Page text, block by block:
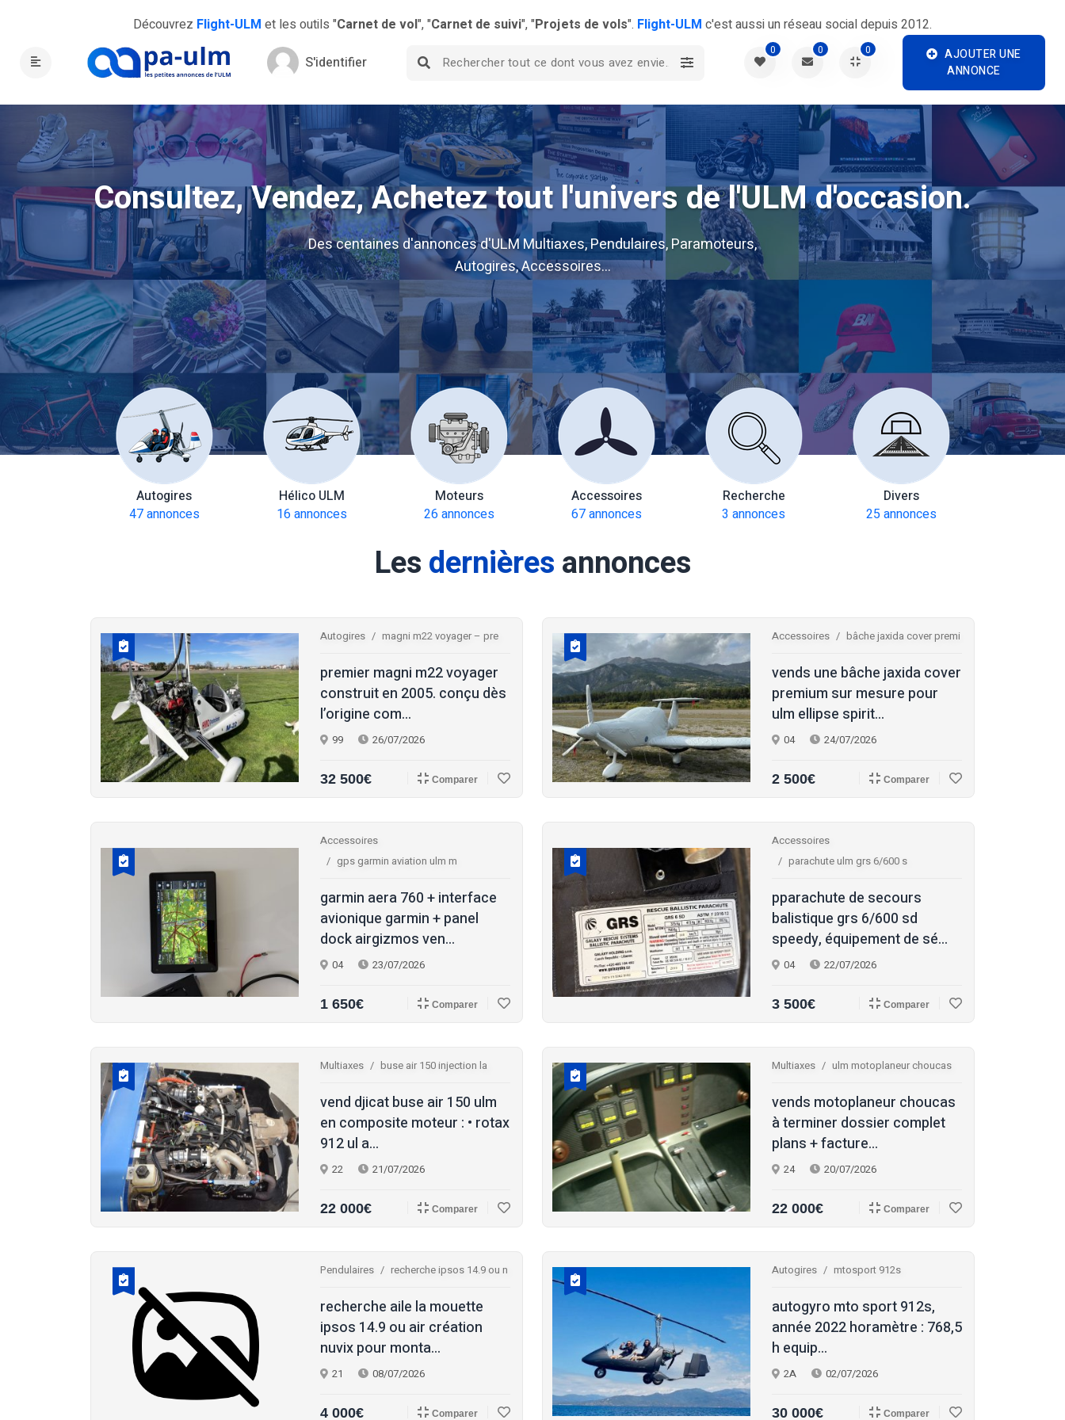
Découvrez Flight-ULM et les outils "Carnet de vol", "Carnet de suivi", "Projets de vols". Flight-ULM c'est aussi un réseau social depuis 2012.
S'identifier
0 0 0
AJOUTER UNE
ANNONCE
Consultez, Vendez, Achetez tout l'univers de l'ULM d'occasion.
Des centaines d'annonces d'ULM Multiaxes, Pendulaires, Paramoteurs,
Autogires, Accessoires...
Autogires
47 annonces
Hélico ULM
16 annonces
Moteurs
26 annonces
Accessoires
67 annonces
Recherche
3 annonces
Divers
25 annonces
Lesdernièresannonces
Autogires magni m22 voyager – pre
premier magni m22 voyager
construit en 2005. conçu dès
l’origine com...
99 26/07/2026
32 500€ Comparer
Accessoires bâche jaxida cover premi
vends une bâche jaxida cover
premium sur mesure pour
ulm ellipse spirit...
04 24/07/2026
2 500€ Comparer
Accessoires
gps garmin aviation ulm m
garmin aera 760 + interface
avionique garmin + panel
dock airgizmos ven...
04 23/07/2026
1 650€ Comparer
Accessoires
parachute ulm grs 6/600 s
pparachute de secours
balistique grs 6/600 sd
speedy, équipement de sé...
04 22/07/2026
3 500€ Comparer
Multiaxes buse air 150 injection la
vend djicat buse air 150 ulm
en composite moteur : • rotax
912 ul a...
22 21/07/2026
22 000€ Comparer
Multiaxes ulm motoplaneur choucas
vends motoplaneur choucas
à terminer dossier complet
plans + facture...
24 20/07/2026
22 000€ Comparer
Pendulaires recherche ipsos 14.9 ou n
recherche aile la mouette
ipsos 14.9 ou air création
nuvix pour monta...
21 08/07/2026
4 000€ Comparer
Autogires mtosport 912s
autogyro mto sport 912s,
année 2022 horamètre : 768,5
h equip...
2A 02/07/2026
30 000€ Comparer